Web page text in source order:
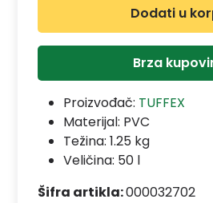
Dodati u
Brza
Proizvođač: TUFFEX
Materijal: PVC
Težina: 1.25 kg
Veličina: 50 l
Šifra artikla:000032702